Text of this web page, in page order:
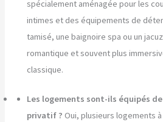
spécialement aménagée pour les
intimes et des équipements de
tamisé, une baignoire spa ou un
romantique et souvent plus
classique.
Les logements sont-ils équipés
privatif ? Oui, plusieurs logements